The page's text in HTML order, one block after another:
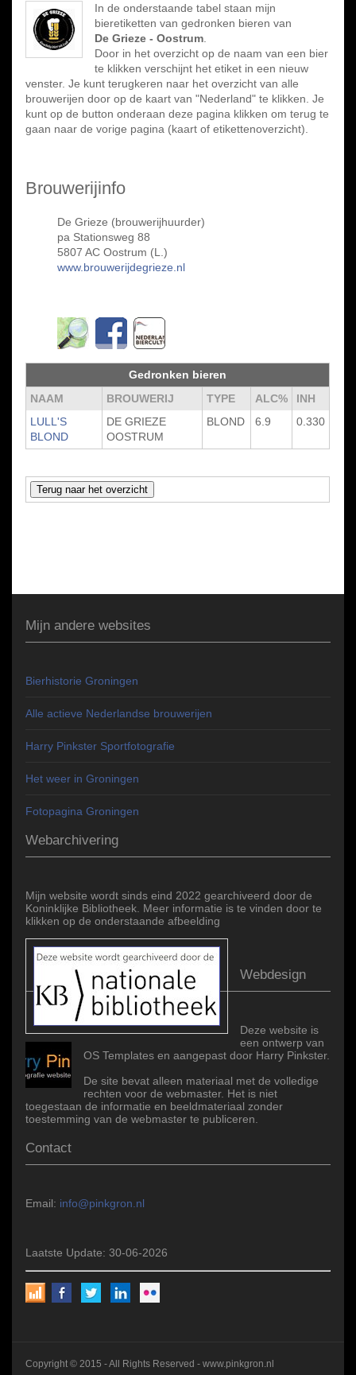
In de onderstaande tabel staan mijn
bieretiketten van gedronken bieren van
De Grieze - Oostrum
Door in het overzicht op de naam van een bier
te klikken verschijnt het etiket in een nieuw
venster. Je kunt terugkeren naar het overzicht van alle
brouwerijen door op de kaart van "Nederland" te klikken. Je
kunt op de button onderaan deze pagina klikken om terug te
gaan naar de vorige pagina (kaart of etikettenoverzicht).
Brouwerijinfo
De Grieze (brouwerijhuurder)
pa Stationsweg 88
5807 AC Oostrum (L.)
www.brouwerijdegrieze.nl
Gedronken bieren
NAAM
BROUWERIJ TYPE ALC%
INH
LULL'S
BLOND
DE GRIEZE
OOSTRUM
BLOND 6.9 0.330
Mijn andere websites
Bierhistorie Groningen
Alle actieve Nederlandse brouwerijen
Harry Pinkster Sportfotografie
Het weer in Groningen
Fotopagina Groningen
Webarchivering
Mijn website wordt sinds eind 2022 gearchiveerd door de
Koninklijke Bibliotheek. Meer informatie is te vinden door te
klikken op de onderstaande afbeelding
Webdesign
Deze website is
een ontwerp van
OS Templates en aangepast door Harry Pinkster.
De site bevat alleen materiaal met de volledige
rechten voor de webmaster. Het is niet
toegestaan de informatie en beeldmateriaal zonder
toestemming van de webmaster te publiceren.
Contact
Email: info@pinkgron.nl
Laatste Update: 30-06-2026
Copyright © 2015 - All Rights Reserved -www.pinkgron.nl